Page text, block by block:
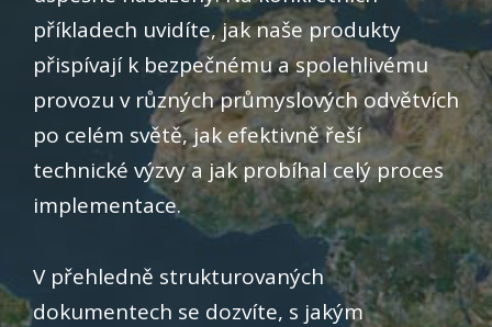
příkladech uvidíte, jak naše produkty
přispívají k bezpečnému a spolehlivému
provozu v různých průmyslových odvětvích
po celém světě, jak efektivně řeší
technické výzvy a jak probíhal celý proces
implementace.
V přehledně strukturovaných
dokumentech se dozvíte, s jakým